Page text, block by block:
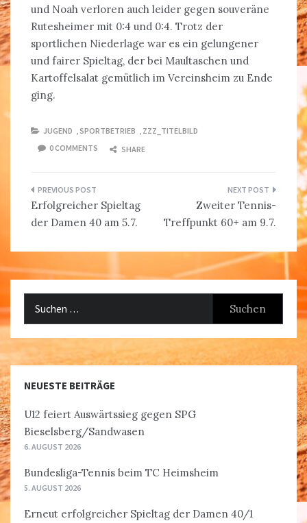
und Noah verloren auch leider gegen souveräne
Rutesheimer mit 0:4 und 0:4. Trotz der
sportlichen Niederlage war es ein gelungener
und fairer Spieltag, der bei Maultaschen und
Kartoffelsalat gemütlich im Vereinsheim zu Ende
ging.
JUGEND ,SPORTBETRIEB , ZZZ_TITELBILD
0 COMMENTS
SHARE
Beitragsnavigation
Erfolgreicher Spieltag
der Damen 40 am 5.7.
Zweiter Tennis-
Treffpunkt 60+ am 9.7.
NEUESTE BEITRÄGE
U12 feiert Auswärtssieg gegen SPG
Bieselsberg/Sandwasen
6. AUGUST 2026
Bundesliga-Tennis beim TC Heimsheim
5. AUGUST 2026
Erneut erfolgreicher Spieltag der Damen 40/1